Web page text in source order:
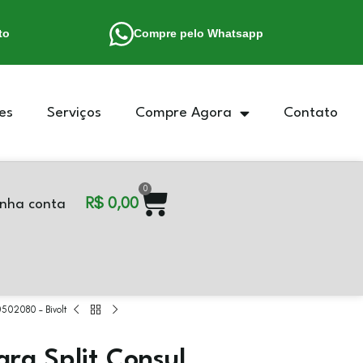
Compre pelo Whatsapp
Serviços Compre Agora Contato
conta R$ 0,00
0
– Bivolt